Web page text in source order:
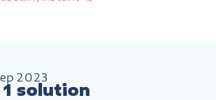
2023
1 solution